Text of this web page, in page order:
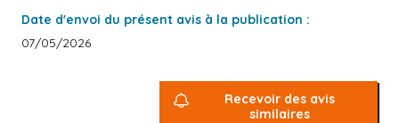
Date d'envoi du présent avis à la publication :
07/05/2026
Recevoir des avis
similaires